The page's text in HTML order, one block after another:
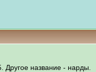
Другое название - нарды.